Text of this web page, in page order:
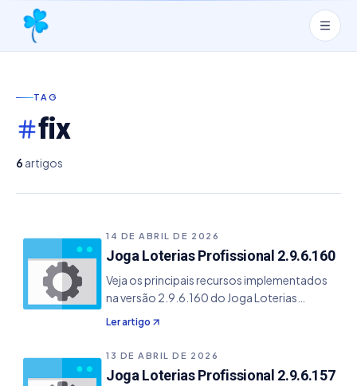
TAG
fix
6 artigos
14 DE ABRIL DE 2026
Joga Loterias Profissional 2.9.6.160
Veja os principais recursos implementados
na versão 2.9.6.160 do Joga Loterias
Profissional. - Correção na exportação de
estatísticas onde campos de texto não
apareciam no arquivo exportado.
Ler artigo
13 DE ABRIL DE 2026
Joga Loterias Profissional 2.9.6.157